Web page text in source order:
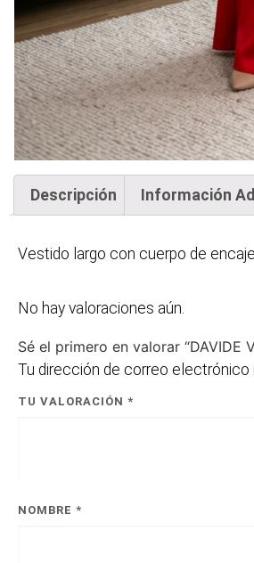
Descripción Información
Vestido largo con cuerpo de
No hay valoraciones aún.
Sé el primero en valorar “DAVIDE
Tu dirección de correo electrónico
TU VALORACIÓN *
NOMBRE *